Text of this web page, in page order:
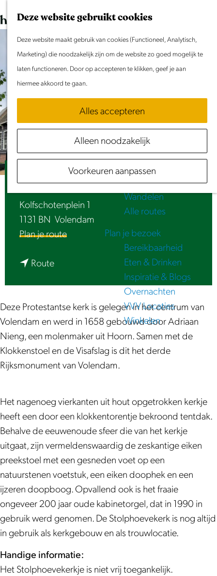
Deze website gebruikt cookies
Deze website maakt gebruik van cookies (Functioneel, Analytisch,
Marketing) die noodzakelijk zijn om de website zo goed mogelijk te
laten functioneren. Door op accepteren te klikken, geef je aan
hiermee akkoord te gaan.
Alles accepteren
Alleen noodzakelijk
Voorkeuren aanpassen
G
a
a
r
d
e
h
o
m
e
K
a
r
t
Z
e
k
e
n
e
n
u
Evenement aanmelden
Doen & Beleven
Zomer in Laag Holland
Met kinderen
Samen eropuit
Rust & Stilte
Activiteiten
Routes
Fietsen
Varen
Wandelen
Alle routes
Plan je bezoek
Bereikbaarheid
Eten & Drinken
Inspiratie & Blogs
Overnachten
VVV Locaties
Winkelen
Stolphoevekerkje
Kolfschotenplein 1
1131 BN Volendam
Plan je routen
t
o
l
p
h
v
e
k
e
r
k
j
e
Routen
r
S
t
o
l
o
e
v
e
k
e
r
k
j
e
Deze Protestantse kerk is gelegen in het centrum van
Volendam en werd in 1658 gebouwd door Adriaan
Nieng, een molenmaker uit Hoorn. Samen met de
Klokkenstoel en de Visafslag is dit het derde
Rijksmonument van Volendam.
Het nagenoeg vierkanten uit hout opgetrokken kerkje
heeft een door een klokkentorentje bekroond tentdak.
Behalve de eeuwenoude sfeer die van het kerkje
uitgaat, zijn vermeldenswaardig de zeskantige eiken
preekstoel met een gesneden voet op een
natuurstenen voetstuk, een eiken doophek en een
ijzeren doopboog. Opvallend ook is het fraaie
ongeveer 200 jaar oude kabinetorgel, dat in 1990 in
gebruik werd genomen. De Stolphoevekerk is nog altijd
in gebruik als kerkgebouw en als trouwlocatie.
Handige informatie:
Het Stolphoevekerkje is niet vrij toegankelijk.